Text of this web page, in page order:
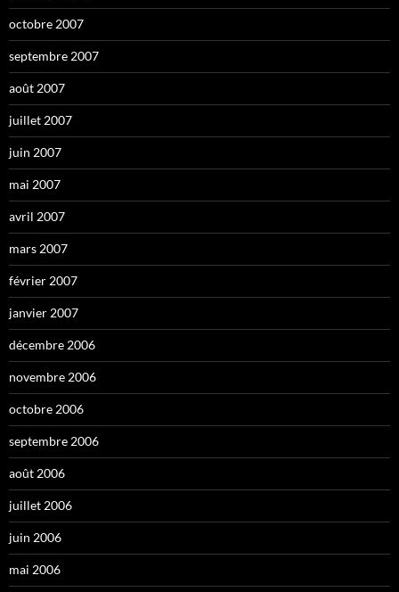
octobre 2007
septembre 2007
août 2007
juillet 2007
juin 2007
mai 2007
avril 2007
mars 2007
février 2007
janvier 2007
décembre 2006
novembre 2006
octobre 2006
septembre 2006
août 2006
juillet 2006
juin 2006
mai 2006